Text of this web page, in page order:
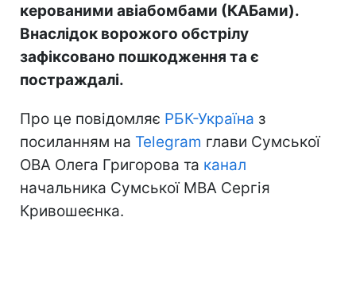
керованими авіабомбами (КАБами).
Внаслідок ворожого обстрілу
зафіксовано пошкодження та є
постраждалі.
Про це повідомляє РБК-Україна з
посиланням на Telegram глави Сумської
ОВА Олега Григорова та канал
начальника Сумської МВА Сергія
Кривошеєнка.